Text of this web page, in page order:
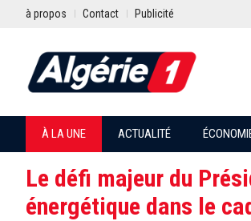
à propos Contact Publicité
À LA UNE ACTUALITÉ
Le défi majeur du
énergétique dans le